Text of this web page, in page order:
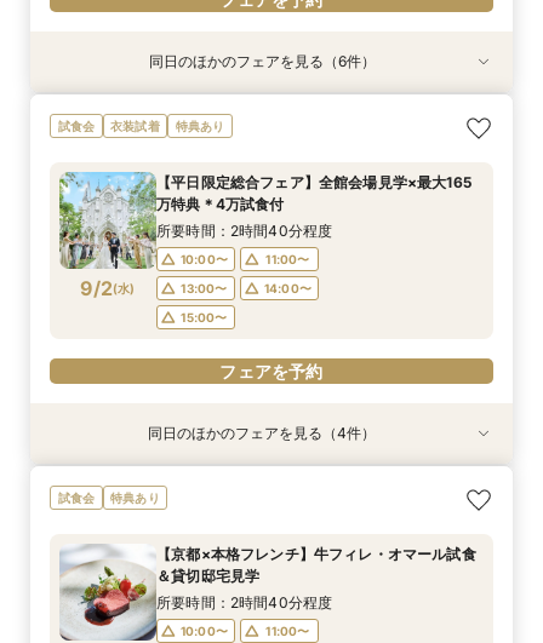
特典あり
8/30(日)
LGBTQ＋FRIENDLY*レインボーウェディング
フェア
8:45〜 14:00〜
フェアを予約
衣装試着 特典あり
8/30(日)
【子供と一緒に結婚式】ファミリー婚★キッズス
ペース付フェア
9:00〜
14:00〜
15:00〜
フェアを予約
衣装試着 特典あり
8/30(日)
【予算重視のお二人】全館見学＆見積り相談付き
フェア（試食付）
9:00〜
14:00〜
15:00〜
フェアを予約
特典あり
8/30(日)
【家族で挙式＆会食】当館で一番お得な57万円プ
ラン紹介フェア
9:00〜
10:00〜
14:00〜
15:00〜
16:00〜
フェアを予約
衣装試着 特典あり
8/30(日)
【初めての見学も安心】全館見学＆予算相談＆4
万試食付フェア
9:00〜
10:00〜
14:00〜
15:00〜
17:00〜
フェアを予約
8/30(日)
【自宅で60分】3邸宅を比較解説！予算×準備オ
ンライン相談会
16:00〜
17:00〜
18:00〜
19:00〜
フェアを予約
同日のほかのフェアを見る（6件）
試食会 衣装試着 特典あり
9/2(水)
【平日限定総合フェア】全館会場見学×最大165
万特典＊4万試食付
所要時間：2時間40分程度
10:00〜
11:00〜
13:00〜
14:00〜
15:00〜
フェアを予約
衣装試着 特典あり
9/2(水)
【初めての見学もオススメ】全館見学＆見積もり
相談＆絶品試食付
11:00〜
14:00〜
15:00〜
衣装試着 特典あり
9/2(水)
【10名58万円◆限定プラン紹介】少人数ウエ
ディング相談フェア
12:00〜
16:00〜
特典あり
9/2(水)
【ドレス特典付】全館ゆったり見学×挙式体験×
花嫁ドレス診断
11:00〜
15:00〜
17:30〜
衣装試着 特典あり
9/2(水)
【マタニティＷ相談会】半年以内ＯＫ＆最大155
万優待付フェア
11:00〜
14:00〜
同日のほかのフェアを見る（4件）
試食会 特典あり
【京都×本格フレンチ】牛フィレ・オマール試食
＆貸切邸宅見学
所要時間：2時間40分程度
10:00〜
11:00〜